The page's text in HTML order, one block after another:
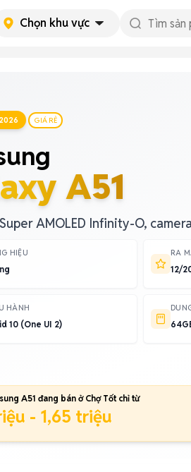
Chọn khu vực
GIÁ RẺ
A51
AMOLED Infinity-O,
HIỆU RA
12/
HÀNH
10 (One UI 2)
A51 đang bán ở Chợ Tốt chỉ từ
- 1,65 triệu